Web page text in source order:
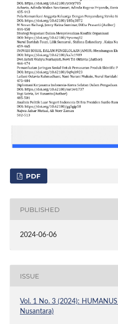
PDF
PUBLISHED
2024-06-06
ISSUE
Vol. 1 No. 3 (2024):
Nusantara)